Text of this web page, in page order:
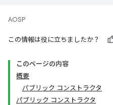
AOSP
この情報は役に立ちましたか？
このページの内容
概要
パブリック コンストラクタ
パブリック コンストラクタ